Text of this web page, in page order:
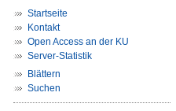
Startseite
Kontakt
Open Access an der KU
Server-Statistik
Blättern
Suchen